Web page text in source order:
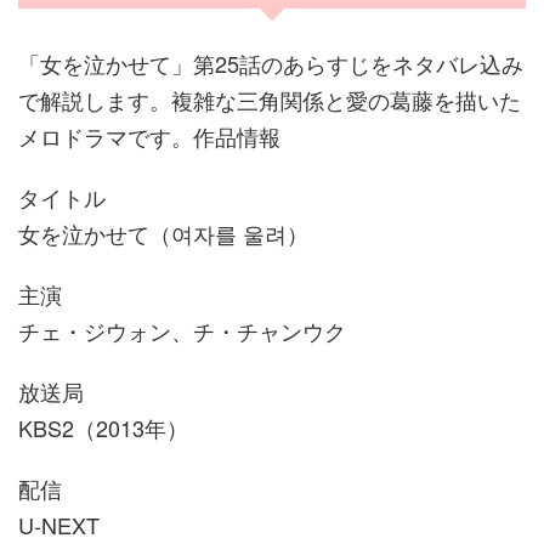
「女を泣かせて」第25話のあらすじをネタバレ込み
で解説します。複雑な三角関係と愛の葛藤を描いた
メロドラマです。作品情報
タイトル
女を泣かせて（여자를 울려）
主演
チェ・ジウォン、チ・チャンウク
放送局
KBS2（2013年）
配信
U-NEXT